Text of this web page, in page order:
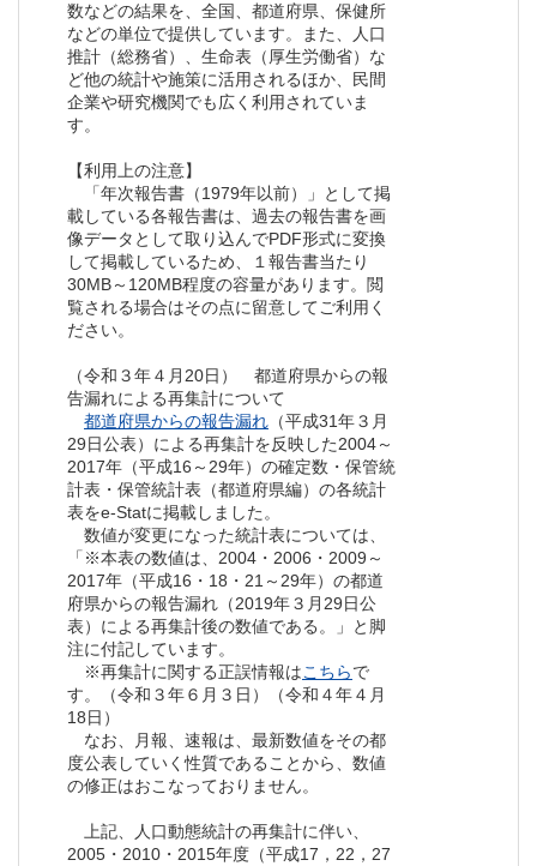
数などの結果を、全国、都道府県、保健所
などの単位で提供しています。また、人口
推計（総務省）、生命表（厚生労働省）な
ど他の統計や施策に活用されるほか、民間
企業や研究機関でも広く利用されていま
す。
【利用上の注意】
「年次報告書（1979年以前）」として掲
載している各報告書は、過去の報告書を画
像データとして取り込んでPDF形式に変換
して掲載しているため、１報告書当たり
30MB～120MB程度の容量があります。閲
覧される場合はその点に留意してご利用く
ださい。
（令和３年４月20日） 都道府県からの報
告漏れによる再集計について
都道府県からの報告漏れ （平成31年３月
29日公表）による再集計を反映した2004～
2017年（平成16～29年）の確定数・保管統
計表・保管統計表（都道府県編）の各統計
表をe-Statに掲載しました。
数値が変更になった統計表については、
「※本表の数値は、2004・2006・2009～
2017年（平成16・18・21～29年）の都道
府県からの報告漏れ（2019年３月29日公
表）による再集計後の数値である。」と脚
注に付記しています。
※再集計に関する正誤情報はこちらで
す。（令和３年６月３日）（令和４年４月
18日）
なお、月報、速報は、最新数値をその都
度公表していく性質であることから、数値
の修正はおこなっておりません。
上記、人口動態統計の再集計に伴い、
2005・2010・2015年度（平成17，22，27